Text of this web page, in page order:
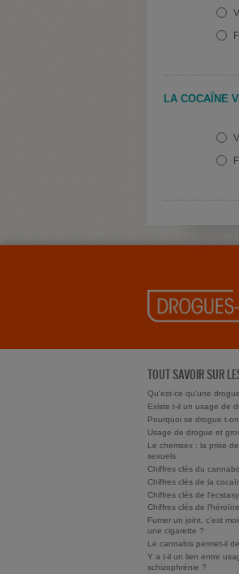
LA COCAÏNE
TOUT SAVOIR SUR
Qu'est-ce qu'une
Existe t-il un usage de
Pourquoi se drogue t-
Usage de drogue et
Le chemsex : la prise
sexuels
Chiffres clés du
Chiffres clés de la
Chiffres clés de l'ecstasy
Chiffres clés de l'héroïne
Fumer un joint, c’est
une cigarette ?
Le cannabis permet-il
Y a t-il un lien entre
schizophrénie ?